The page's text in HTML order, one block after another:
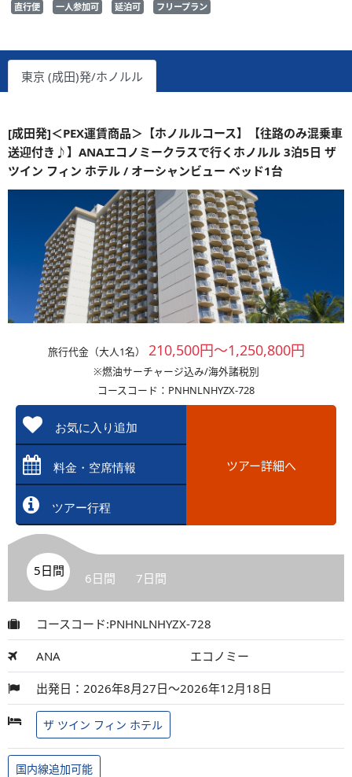
直行便 一人参加可 延泊可 フリープラン
東京 (成田)発/ホノルル
[成田発]＜PEX運賃商品＞【ホノルルコース】【往路のみ混乗車
送迎付き♪】ANAエコノミークラスで行くホノルル 3泊5日 ザ
ツイン フィン ホテル / オーシャンビュー ベッド1台
旅行代金（大人1名） 210,500円～1,250,800円
※燃油サーチャージ込み/海外諸税別
コースコード：PNHNLNHYZX-728
お気に入り追加
料金・空席情報
ツアー行程
ツアー詳細へ
5日間 6日間 7日間
コースコード:PNHNLNHYZX-728
ANA エコノミー
出発日：2026年8月27日～2026年12月18日
ザ ツイン フィン ホテル
国内線追加可能